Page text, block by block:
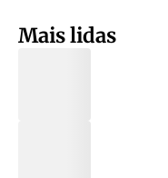
Mais lidas